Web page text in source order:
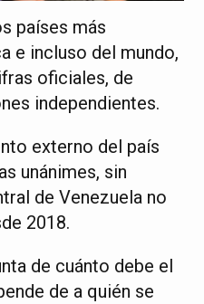
países más
e incluso del mundo,
oficiales, de
independientes.
externo del país
unánimes, sin
de Venezuela no
2018.
de cuánto debe el
de a quién se